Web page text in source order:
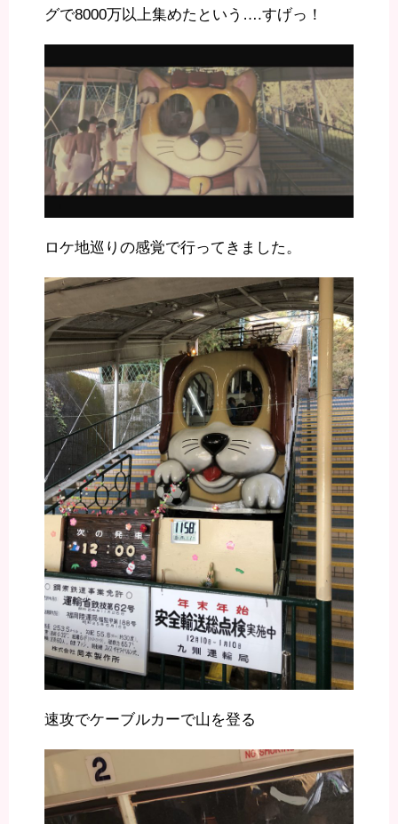
グで8000万以上集めたという….すげっ！
ロケ地巡りの感覚で行ってきました。
速攻でケーブルカーで山を登る